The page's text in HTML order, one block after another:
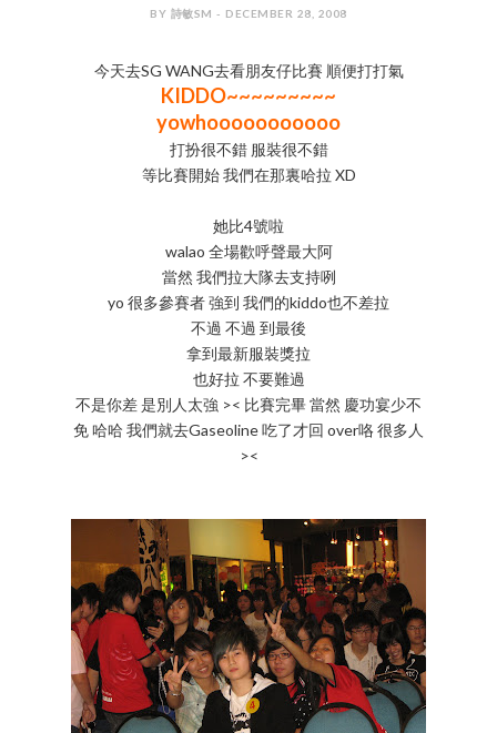
BY 詩敏SM - DECEMBER 28, 2008
今天去SG WANG去看朋友仔比賽 順便打打氣
KIDDO~~~~~~~~~
yowhooooooooooo
打扮很不錯 服裝很不錯
等比賽開始 我們在那裏哈拉 XD
她比4號啦
walao 全場歡呼聲最大阿
當然 我們拉大隊去支持咧
yo 很多參賽者 強到 我們的kiddo也不差拉
不過 不過 到最後
拿到最新服裝獎拉
也好拉 不要難過
不是你差 是別人太強 >< 比賽完畢 當然 慶功宴少不
免 哈哈 我們就去Gaseoline 吃了才回 over咯 很多人
><